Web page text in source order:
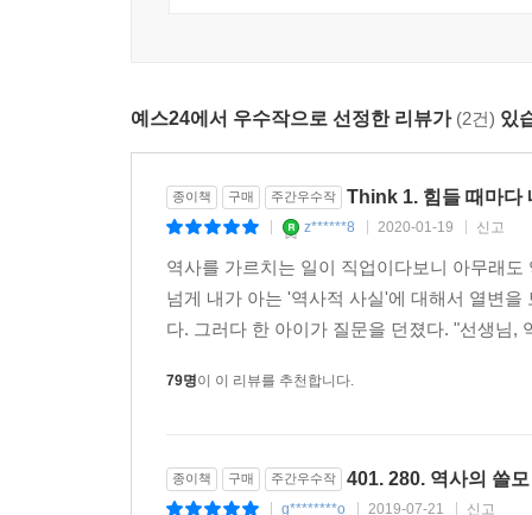
나를 억압하는 것들로부터 자유로워지고
역사 앞에서 떳떳한 삶을 살기 위한 22가지 통찰
만약 당신에게 시간을 여행할 수 있는 특별한 능
선택은 언제나 두려운 일이기 때문이다. 시간을
속으로 시간 여행을 떠났다. 삶이라는 문제에 대
해설에서 도움을 얻듯, 우리보다 앞서 살았던 인
절망하는 대신 새로운 나라를 만들기 위해 판을
그리며 살다간 인물을 여럿 소개하며 ‘한 번뿐인
예스24에서 우수작으로 선정한 리뷰가 (2건) 있
종이책 구매 주간우수작 Think 1. 힘들 때마다
z******8 2020-01-19 신고
역사를 가르치는 일이 직업이다보니 아무래
넘게 내가 아는 '역사적 사실'에 대해서 열변
다. 그러다 한 아이가 질문을 던졌다. "선생님,
79명이 이 리뷰를 추천합니다.
종이책 구매 주간우수작 401. 280. 역사의 쓸모
g********o 2019-07-21 신고